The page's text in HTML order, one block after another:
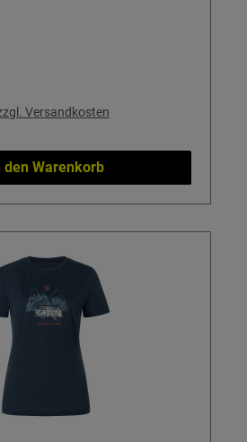
Versandkosten
den Warenkorb